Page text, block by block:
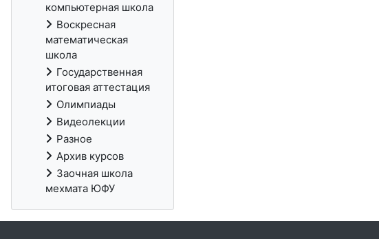
компьютерная школа
Воскресная
математическая
школа
Государственная
итоговая аттестация
Олимпиады
Видеолекции
Разное
Архив курсов
Заочная школа
мехмата ЮФУ